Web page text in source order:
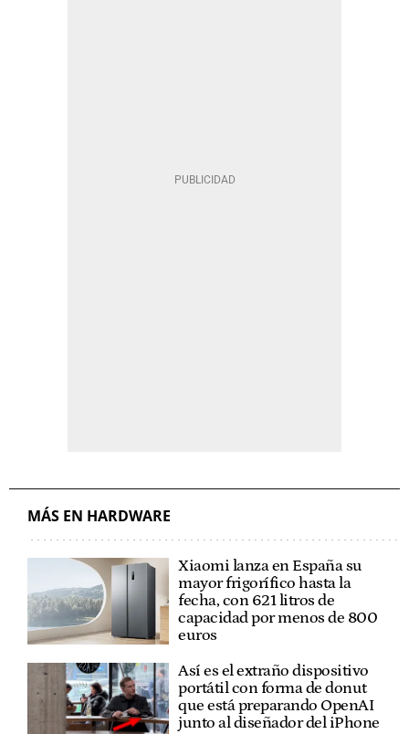
MÁS EN HARDWARE
Xiaomi lanza en España su
mayor frigorífico hasta la
fecha, con 621 litros de
capacidad por menos de 800
euros
Así es el extraño dispositivo
portátil con forma de donut
que está preparando OpenAI
junto al diseñador del iPhone